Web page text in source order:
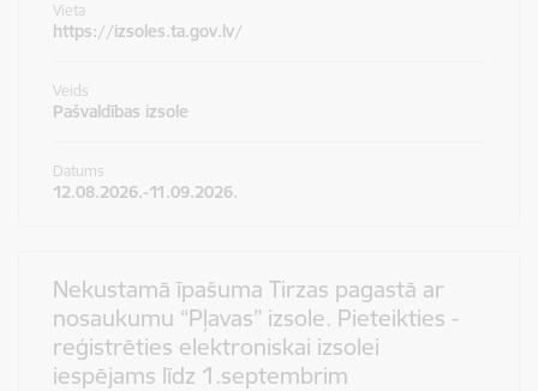
Vieta
https://izsoles.ta.gov.lv/
Veids
Pašvaldības izsole
Datums
12.08.2026.-11.09.2026.
Nekustamā īpašuma Tirzas pagastā ar
nosaukumu “Pļavas” izsole. Pieteikties -
reģistrēties elektroniskai izsolei
iespējams līdz 1.septembrim